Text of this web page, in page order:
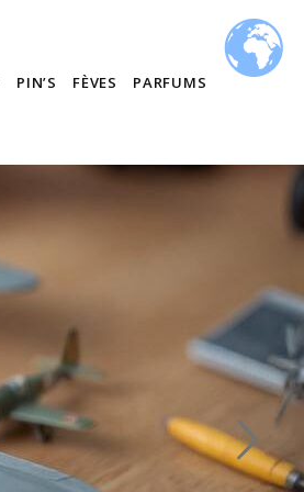
PIN’S FÈVES PARFUMS